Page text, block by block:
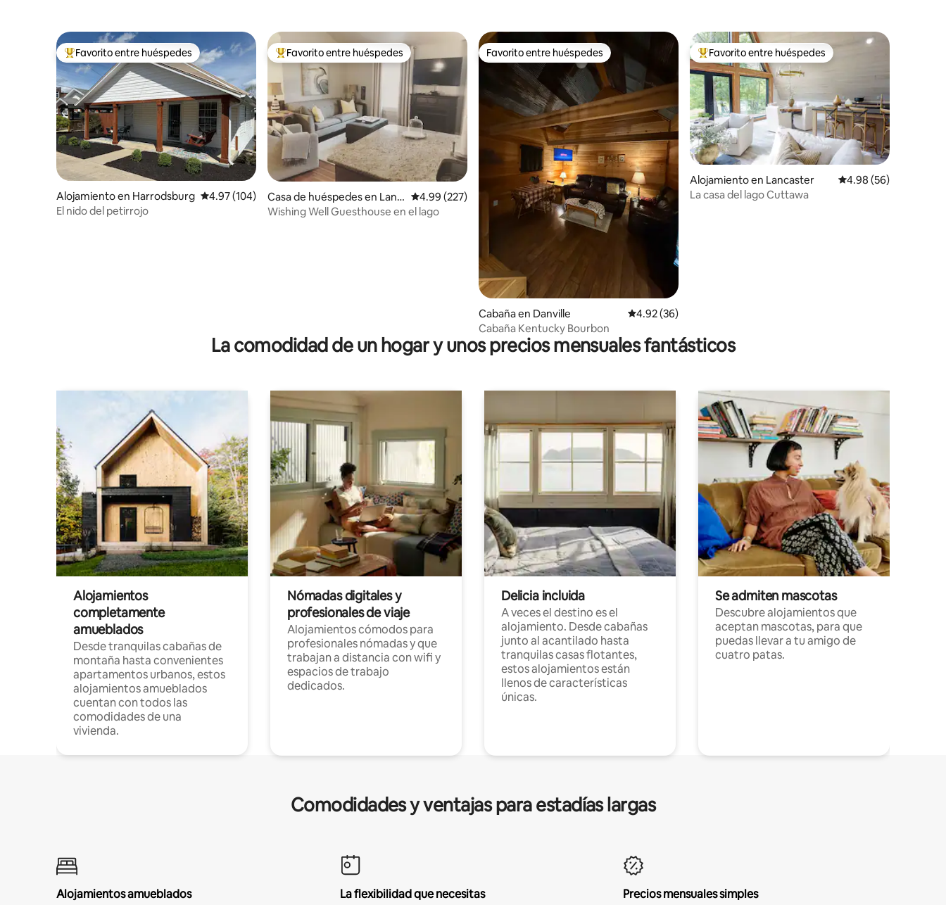
Favorito entre huéspedes preferido
Favorito entre huéspedes
Alojamiento en Harrodsburg Calificación promedio: 4.97 de 5, 104 reseñas
4.97 (104)
El nido del petirrojo
Favorito entre huéspedes preferido
Favorito entre huéspedes
Casa de huéspedes en Lanc
aster
Calificación promedio: 4.99 de 5, 227 reseñas
4.99 (227)
Wishing Well Guesthouse en el lago
Favorito entre huéspedes
Favorito entre huéspedes
Cabaña en Danville Calificación promedio: 4.92 de 5, 36 reseñas
4.92 (36)
Cabaña Kentucky Bourbon
Favorito entre huéspedes preferido
Favorito entre huéspedes
Alojamiento en Lancaster Calificación
4.98 (56)
La casa del lago Cuttawa
La comodidad de un hogar y unos precios mensuales fantásticos
Alojamientos
completamente
amueblados
Desde tranquilas cabañas de
montaña hasta convenientes
apartamentos urbanos, estos
alojamientos amueblados
cuentan con todos las
comodidades de una
vivienda.
Nómadas digitales y
profesionales de viaje
Alojamientos cómodos para
profesionales nómadas y que
trabajan a distancia con wifi y
espacios de trabajo
dedicados.
Delicia incluida
A veces el destino es el
alojamiento. Desde cabañas
junto al acantilado hasta
tranquilas casas flotantes,
estos alojamientos están
llenos de características
únicas.
Se admiten mascotas
Descubre alojamientos que
aceptan mascotas, para que
puedas llevar a tu amigo de
cuatro patas.
Comodidades y ventajas para estadías largas
Alojamientos amueblados
La flexibilidad que necesitas
Precios mensuales simples